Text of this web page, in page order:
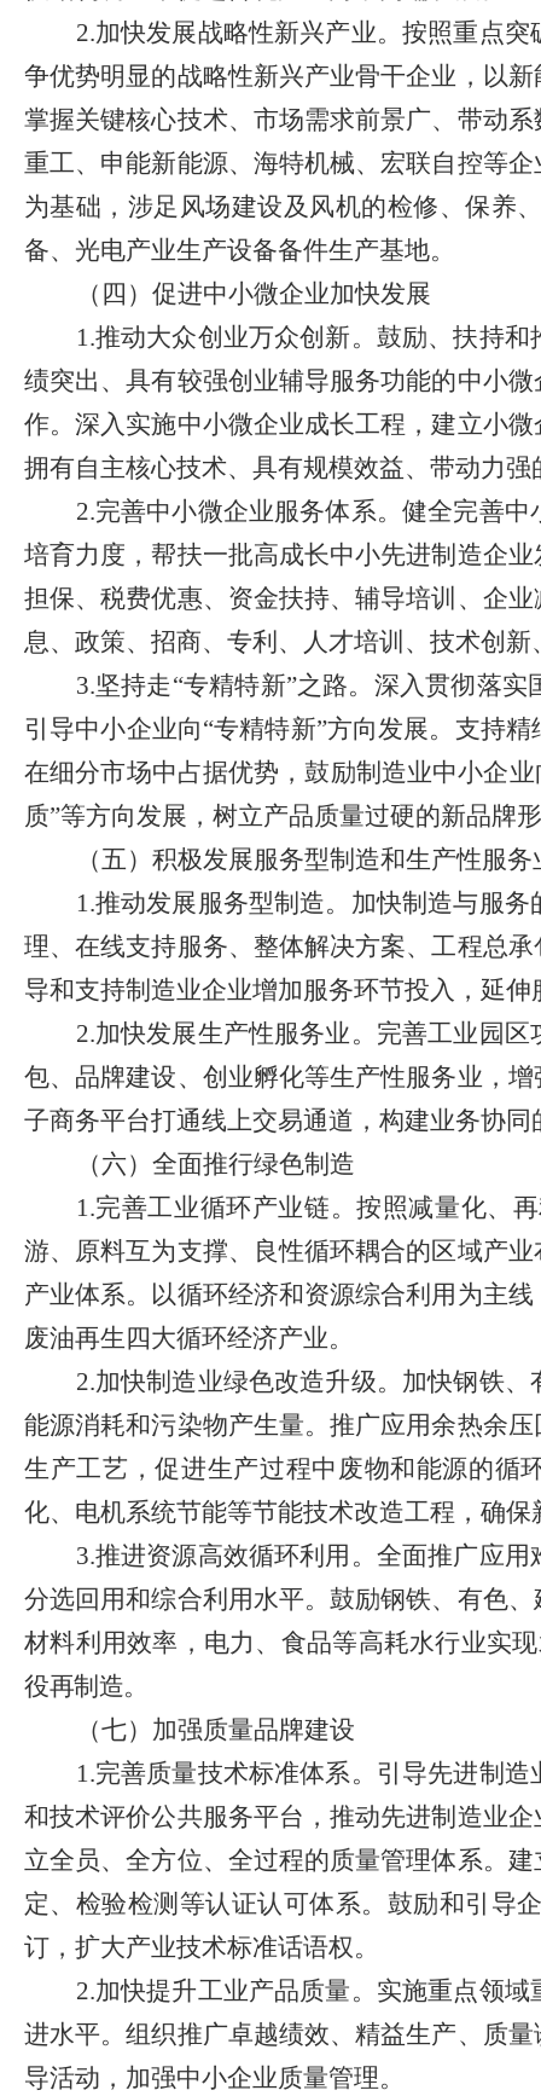
2.加快发展战略性新兴产业。按照重点
争优势明显的战略性新兴产业骨干企业，以
掌握关键核心技术、市场需求前景广、带动
重工、申能新能源、海特机械、宏联自控等
为基础，涉足风场建设及风机的检修、保养
备、光电产业生产设备备件生产基地。
（四）促进中小微企业加快发展
1.推动大众创业万众创新。 鼓励、扶持和
绩突出、具有较强创业辅导服务功能的中小
作。深入实施中小微企业成长工程，建立小
拥有自主核心技术、具有规模效益、带动力强
2.完善中小微企业服务体系。健全完善
培育力度，帮扶一批高成长中小先进制造企业
担保、税费优惠、资金扶持、辅导培训、企
息、政策、招商、专利、人才培训、技术创
3.坚持走“专精特新”之路。深入贯彻落实
引导中小企业向“专精特新”方向发展。 支持精
在细分市场中占据优势，鼓励制造业中小企业
质”等方向发展，树立产品质量过硬的新品牌
（五）积极发展服务型制造和生产性服务
1.推动发展服务型制造。加快制造与服
理、在线支持服务、整体解决方案、工程总
导和支持制造业企业增加服务环节投入，延
2.加快发展生产性服务业。完善工业园
包、品牌建设、创业孵化等生产性服务业，
子商务平台打通线上交易通道，构建业务协同
（六）全面推行绿色制造
1.完善工业循环产业链。按照减量化、
游、原料互为支撑、良性循环耦合的区域产
产业体系。
以循环经济和资源综合利用为主
废油再生四大循环经济产业。
2.加快制造业绿色改造升级。加快钢铁
能源消耗和污染物产生量。推广应用余热余
生产工艺，促进生产过程中废物和能源的循
化、电机系统节能等节能技术改造工程，确
3.推进资源高效循环利用。全面推广应
分选回用和综合利用水平。鼓励钢铁、有色
材料利用效率，电力、食品等高耗水行业实
役再制造。
（七）加强质量品牌建设
1.完善质量技术标准体系。引导先进制
和技术评价公共服务平台，推动先进制造业
立全员、全方位、全过程的质量管理体系。
定、检验检测等认证认可体系。鼓励和引导
订，扩大产业技术标准话语权。
2.加快提升工业产品质量。实施重点领
进水平。组织推广卓越绩效、精益生产、质
导活动，加强中小企业质量管理。